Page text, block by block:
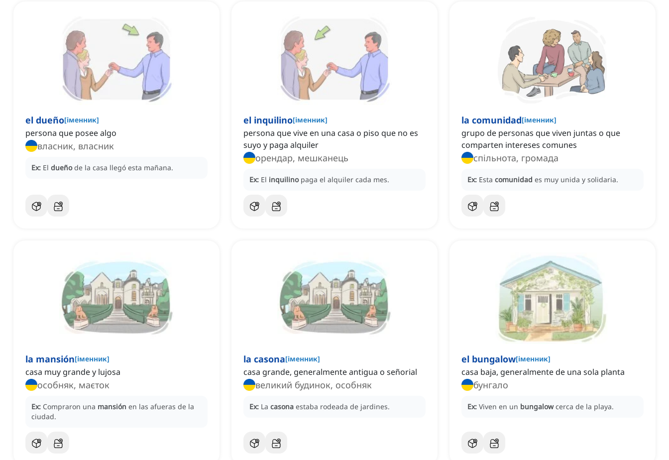
el dueño[іменник]
persona que posee algo
власник, власник
Ex: El dueño de la casa llegó esta mañana.
el inquilino[іменник]
persona que vive en una casa o piso que no es
suyo y paga alquiler
орендар, мешканець
Ex: El inquilino paga el alquiler cada mes.
la comunidad[іменник]
grupo de personas que viven juntas o que
comparten intereses comunes
спільнота, громада
Ex: Esta comunidad es muy unida y solidaria.
la mansión[іменник]
casa muy grande y lujosa
особняк, маєток
Ex: Compraron una mansión en las afueras de la
ciudad.
la casona[іменник]
casa grande, generalmente antigua o señorial
великий будинок, особняк
Ex: La casona estaba rodeada de jardines.
el bungalow[іменник]
casa baja, generalmente de una sola planta
бунгало
Ex: Viven en un bungalow cerca de la playa.